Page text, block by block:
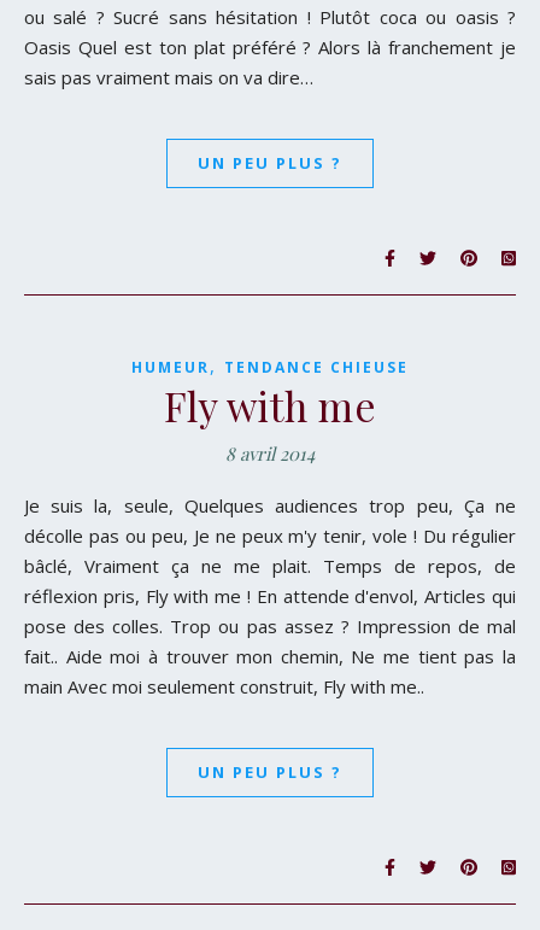
ou salé ? Sucré sans hésitation ! Plutôt coca ou oasis ?
Oasis Quel est ton plat préféré ? Alors là franchement je
sais pas vraiment mais on va dire…
UN PEU PLUS ?
HUMEUR, TENDANCE CHIEUSE
Fly with me
8 avril 2014
Je suis la, seule, Quelques audiences trop peu, Ça ne
décolle pas ou peu, Je ne peux m'y tenir, vole ! Du régulier
bâclé, Vraiment ça ne me plait. Temps de repos, de
réflexion pris, Fly with me ! En attende d'envol, Articles qui
pose des colles. Trop ou pas assez ? Impression de mal
fait.. Aide moi à trouver mon chemin, Ne me tient pas la
main Avec moi seulement construit, Fly with me..
UN PEU PLUS ?